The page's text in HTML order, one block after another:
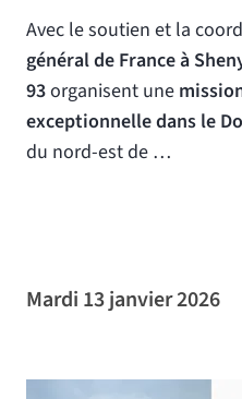
Avec le soutien et la
général de France à
93organisent une
exceptionnelle dans le
du nord-est de …
Mardi 13 janvier 2026